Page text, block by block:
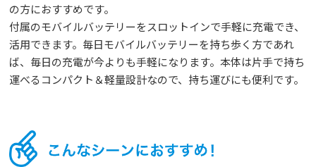
の方におすすめです。
付属のモバイルバッテリーをスロットインで手軽に充電でき、
活用できます。毎日モバイルバッテリーを持ち歩く方であれ
ば、毎日の充電が今よりも手軽になります。本体は片手で持ち
運べるコンパクト＆軽量設計なので、持ち運びにも便利です。